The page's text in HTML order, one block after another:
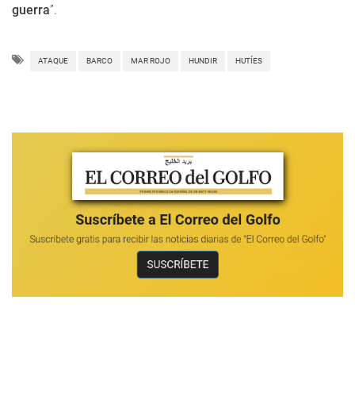
guerra”.
ATAQUE BARCO MAR ROJO HUNDIR HUTÍES